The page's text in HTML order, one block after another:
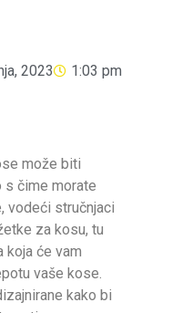
2023 1:03 pm
može biti
s čime morate
vodeći stručnjaci
za kosu, tu
koja će vam
vaše kose.
kako bi